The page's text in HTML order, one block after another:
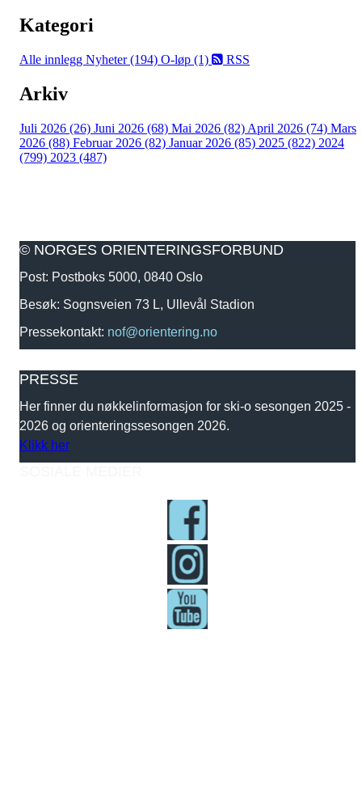
Kategori
Alle innlegg Nyheter (194) O-løp (1) RSS
Arkiv
Juli 2026 (26) Juni 2026 (68) Mai 2026 (82) April 2026 (74) Mars
2026 (88) Februar 2026 (82) Januar 2026 (85) 2025 (822) 2024
(799) 2023 (487)
© NORGES ORIENTERINGSFORBUND
Post: Postboks 5000, 0840 Oslo
Besøk: Sognsveien 73 L, Ullevål Stadion
Pressekontakt: nof@orientering.no
PRESSE
Her finner du nøkkelinformasjon for ski-o sesongen 2025 -
2026 og orienteringssesongen 2026.
Klikk her